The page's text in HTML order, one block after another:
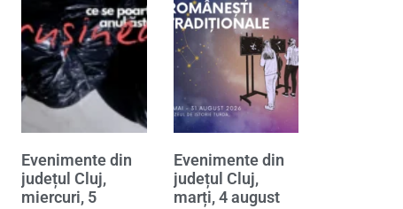
Evenimente din
județul Cluj,
miercuri, 5
Evenimente din
județul Cluj,
marți, 4 august